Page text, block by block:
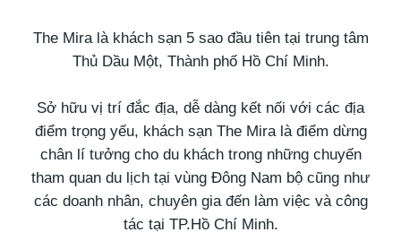
The Mira là khách sạn 5 sao đầu tiên tại trung tâm
Thủ Dầu Một, Thành phố Hồ Chí Minh.
Sở hữu vị trí đắc địa, dễ dàng kết nối với các địa
điểm trọng yếu, khách sạn The Mira là điểm dừng
chân lí tưởng cho du khách trong những chuyến
tham quan du lịch tại vùng Đông Nam bộ cũng như
các doanh nhân, chuyên gia đến làm việc và công
tác tại TP.Hồ Chí Minh.